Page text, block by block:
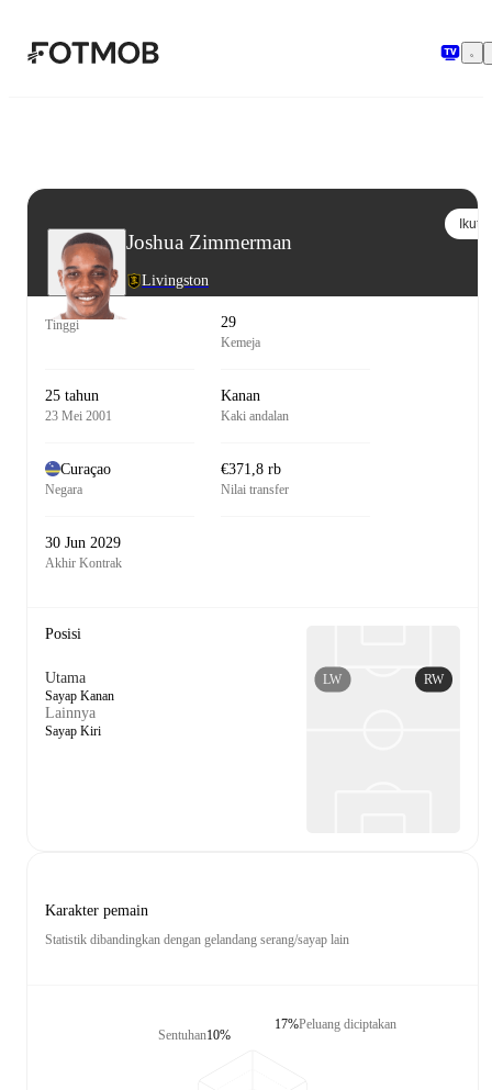
Joshua Zimmerman
Livingston
Ikuti
Tinggi 29
Kemeja
25 tahun
23 Mei 2001
Kanan
Kaki andalan
Curaçao
Negara
€371,8 rb
Nilai transfer
30 Jun 2029
Akhir Kontrak
Posisi
Utama
Sayap Kanan
Lainnya
Sayap Kiri
RW
LW
Karakter pemain
Statistik dibandingkan dengan gelandang serang/sayap lain
Sentuhan10%
Peluang diciptakan
17%